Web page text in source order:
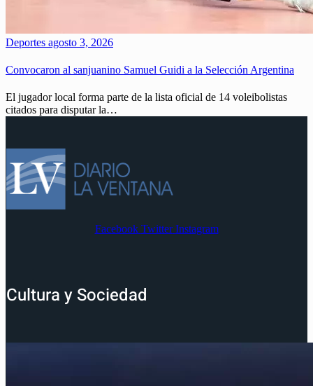
Deportes agosto 3, 2026
Convocaron al sanjuanino Samuel Guidi a la Selección Argentina
El jugador local forma parte de la lista oficial de 14 voleibolistas
citados para disputar la…
Facebook Twitter Instagram
Cultura y Sociedad